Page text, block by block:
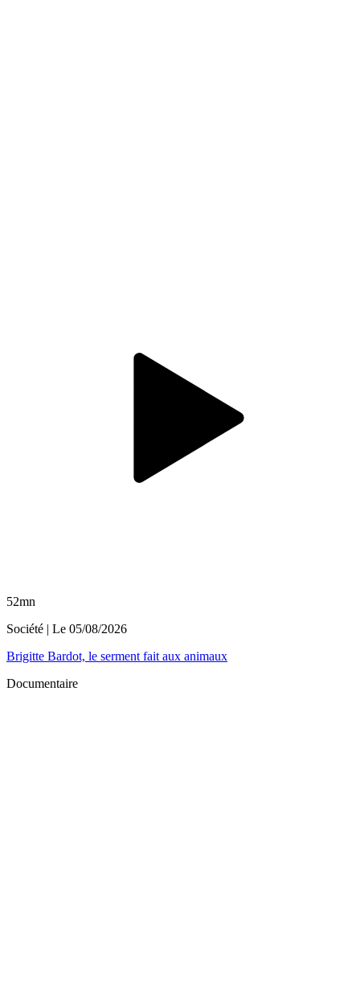
52mn
Société | Le 05/08/2026
Brigitte Bardot, le serment fait aux animaux
Documentaire